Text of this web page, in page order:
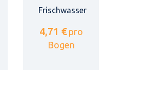
Frischwasser
4,71 € pro
Bogen